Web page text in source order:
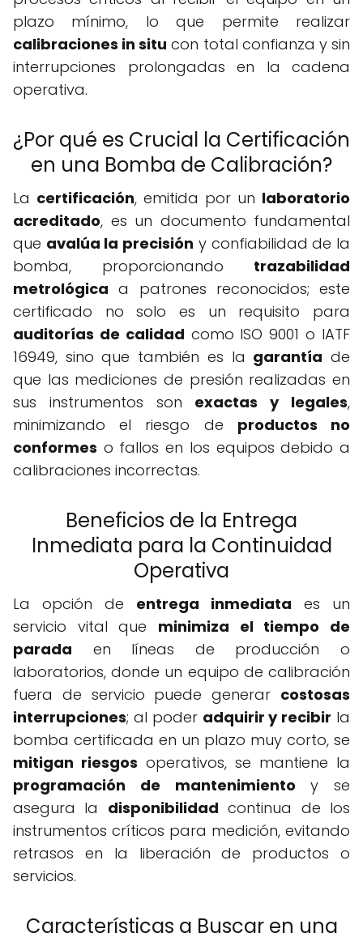
plazo mínimo, lo que permite realizar
calibraciones in situ con total confianza y sin
interrupciones prolongadas en la cadena
operativa.
¿Por qué es Crucial la Certificación
en una Bomba de Calibración?
La certificación, emitida por un laboratorio
acreditado, es un documento fundamental
que avalúa la precisión y confiabilidad de la
bomba, proporcionando trazabilidad
metrológica a patrones reconocidos; este
certificado no solo es un requisito para
auditorías de calidad como ISO 9001 o IATF
16949, sino que también es la garantía de
que las mediciones de presión realizadas en
sus instrumentos son exactas y legales,
minimizando el riesgo de productos no
conformes o fallos en los equipos debido a
calibraciones incorrectas.
Beneficios de la Entrega
Inmediata para la Continuidad
Operativa
La opción de entrega inmediata es un
servicio vital que minimiza el tiempo de
parada en líneas de producción o
laboratorios, donde un equipo de calibración
fuera de servicio puede generar costosas
interrupciones; al poder adquirir y recibir la
bomba certificada en un plazo muy corto, se
mitigan riesgos operativos, se mantiene la
programación de mantenimiento y se
asegura la disponibilidad continua de los
instrumentos críticos para medición, evitando
retrasos en la liberación de productos o
servicios.
Características a Buscar en una